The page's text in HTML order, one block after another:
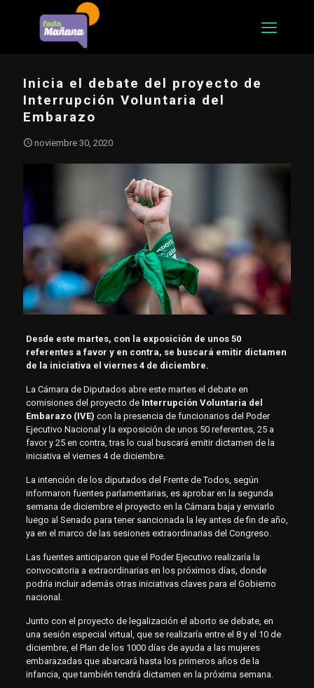
Inicia el debate del proyecto de
Interrupción Voluntaria del
Embarazo
noviembre 30, 2020
Desde este martes, con la exposición de unos 50
referentes a favor y en contra, se buscará emitir dictamen
de la iniciativa el viernes 4 de diciembre.
La Cámara de Diputados abre este martes el debate en
comisiones del proyecto de Interrupción Voluntaria del
Embarazo (IVE) con la presencia de funcionarios del Poder
Ejecutivo Nacional y la exposición de unos 50 referentes, 25 a
favor y 25 en contra, tras lo cual buscará emitir dictamen de la
iniciativa el viernes 4 de diciembre.
La intención de los diputados del Frente de Todos, según
informaron fuentes parlamentarias, es aprobar en la segunda
semana de diciembre el proyecto en la Cámara baja y enviarlo
luego al Senado para tener sancionada la ley antes de fin de año,
ya en el marco de las sesiones extraordinarias del Congreso.
Las fuentes anticiparon que el Poder Ejecutivo realizaría la
convocatoria a extraordinarias en los próximos días, donde
podría incluir además otras iniciativas claves para el Gobierno
nacional.
Junto con el proyecto de legalización el aborto se debate, en
una sesión especial virtual, que se realizaría entre el 8 y el 10 de
diciembre, el Plan de los 1000 días de ayuda a las mujeres
embarazadas que abarcará hasta los primeros años de la
infancia, que también tendrá dictamen en la próxima semana.